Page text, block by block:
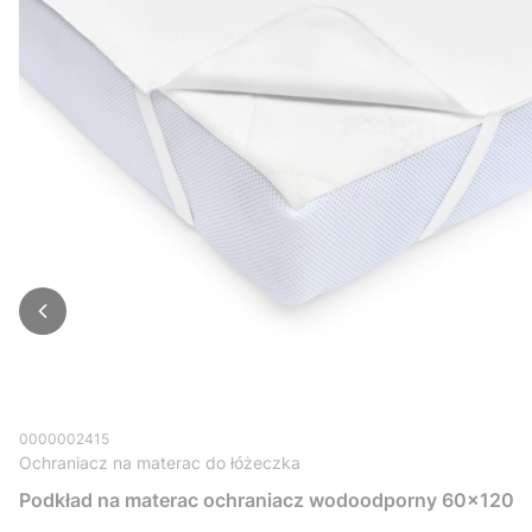
0000002415
Ochraniacz na materac do łóżeczka
Podkład na materac ochraniacz wodoodporny 60x120